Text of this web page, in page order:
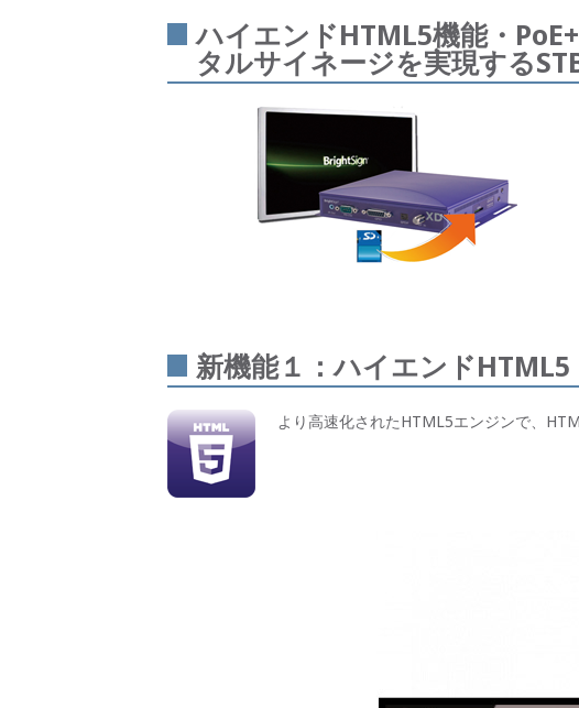
ハイエンドHTML5機能・
タルサイネージを実現する
新機能１：ハイエンドHTML5
より高速化されたHTML5エンジンで、